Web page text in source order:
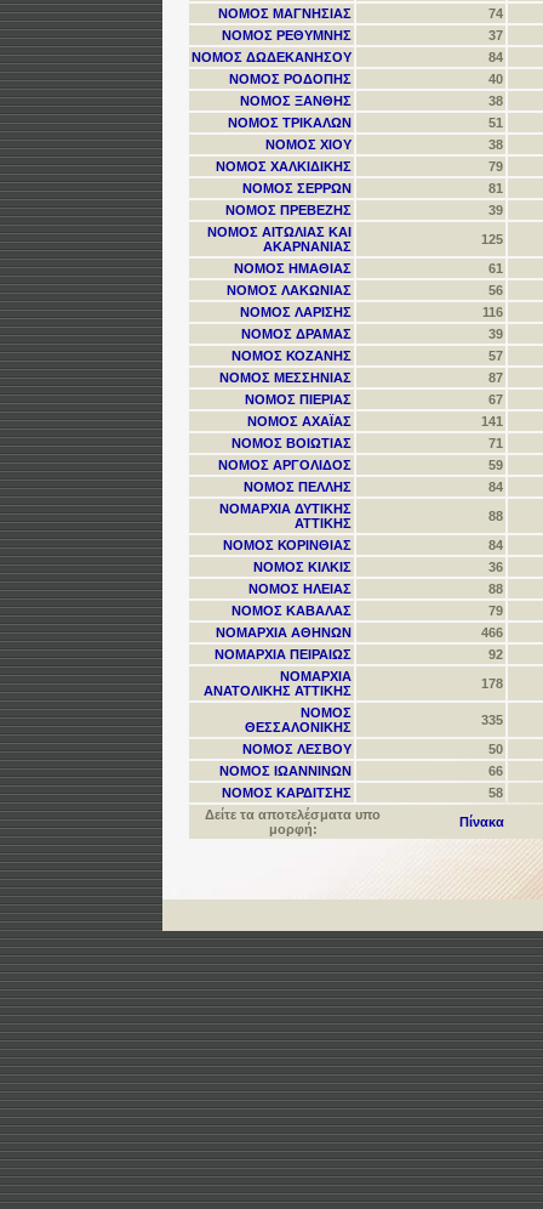
ΝΟΜΟΣ ΜΑΓΝΗΣΙΑΣ
74
ΝΟΜΟΣ ΡΕΘΥΜΝΗΣ
37
ΝΟΜΟΣ ΔΩΔΕΚΑΝΗΣΟΥ
84
ΝΟΜΟΣ ΡΟΔΟΠΗΣ
40
ΝΟΜΟΣ ΞΑΝΘΗΣ
38
ΝΟΜΟΣ ΤΡΙΚΑΛΩΝ
51
ΝΟΜΟΣ ΧΙΟΥ
38
ΝΟΜΟΣ ΧΑΛΚΙΔΙΚΗΣ
79
ΝΟΜΟΣ ΣΕΡΡΩΝ
81
ΝΟΜΟΣ ΠΡΕΒΕΖΗΣ
39
ΝΟΜΟΣ ΑΙΤΩΛΙΑΣ ΚΑΙ
ΑΚΑΡΝΑΝΙΑΣ
125
ΝΟΜΟΣ ΗΜΑΘΙΑΣ
61
ΝΟΜΟΣ ΛΑΚΩΝΙΑΣ
56
ΝΟΜΟΣ ΛΑΡΙΣΗΣ
116
ΝΟΜΟΣ ΔΡΑΜΑΣ
39
ΝΟΜΟΣ ΚΟΖΑΝΗΣ
57
ΝΟΜΟΣ ΜΕΣΣΗΝΙΑΣ
87
ΝΟΜΟΣ ΠΙΕΡΙΑΣ
67
ΝΟΜΟΣ ΑΧΑΪΑΣ
141
ΝΟΜΟΣ ΒΟΙΩΤΙΑΣ
71
ΝΟΜΟΣ ΑΡΓΟΛΙΔΟΣ
59
ΝΟΜΟΣ ΠΕΛΛΗΣ
84
ΝΟΜΑΡΧΙΑ ΔΥΤΙΚΗΣ
ΑΤΤΙΚΗΣ
88
ΝΟΜΟΣ ΚΟΡΙΝΘΙΑΣ
84
ΝΟΜΟΣ ΚΙΛΚΙΣ
36
ΝΟΜΟΣ ΗΛΕΙΑΣ
88
ΝΟΜΟΣ ΚΑΒΑΛΑΣ
79
ΝΟΜΑΡΧΙΑ ΑΘΗΝΩΝ
466
ΝΟΜΑΡΧΙΑ ΠΕΙΡΑΙΩΣ
92
ΝΟΜΑΡΧΙΑ
ΑΝΑΤΟΛΙΚΗΣ ΑΤΤΙΚΗΣ
178
ΝΟΜΟΣ
ΘΕΣΣΑΛΟΝΙΚΗΣ
335
ΝΟΜΟΣ ΛΕΣΒΟΥ
50
ΝΟΜΟΣ ΙΩΑΝΝΙΝΩΝ
66
ΝΟΜΟΣ ΚΑΡΔΙΤΣΗΣ
58
Δείτε τα αποτελέσματα υπο
μορφή:
Πίνακα